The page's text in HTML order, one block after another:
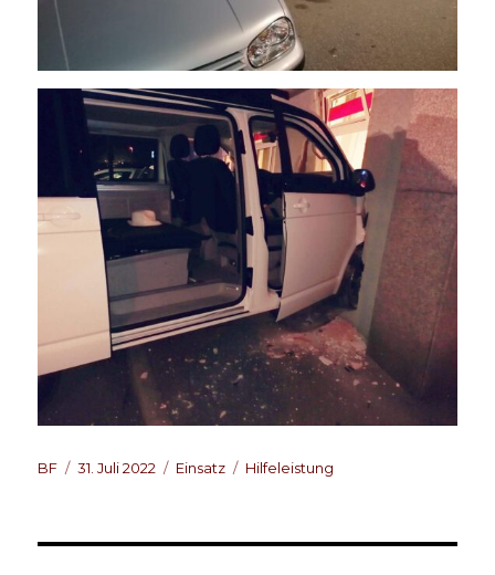
Autor
BF
Veröffentlicht
31. Juli 2022 Kategorien
Einsatz Schlagwörter
Hilfeleistung